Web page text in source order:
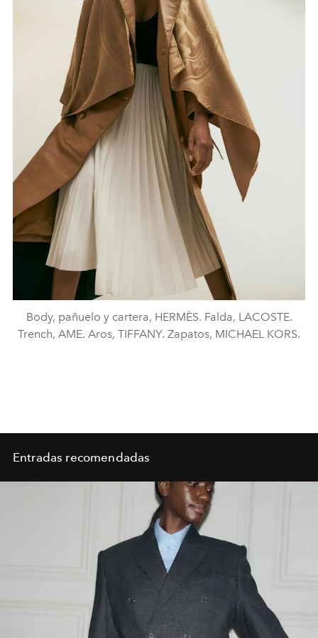
Body, pañuelo y cartera, HERMÈS. Falda, LACOSTE.
Trench, AME. Aros, TIFFANY. Zapatos, MICHAEL KORS.
Entradas recomendadas